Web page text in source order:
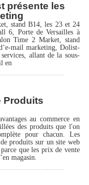
présente les
stand B14, les 23 et 24
6, Porte de Versailles à
Time 2 Market, stand
mail marketing, Dolist-
allant de la sous-
en
Produits
au commerce en
des produits que l'on
pour chacun. Les
produits sur un site web
que les prix de vente
magasin.